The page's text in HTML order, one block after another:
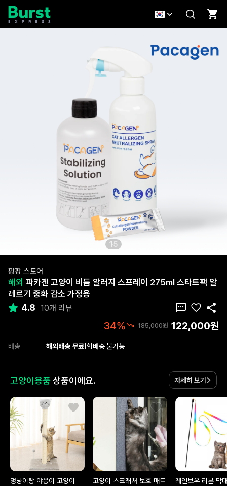
1 5
팡팡 스토어
해외 파카겐 고양이 비듬 알러지 스프레이 275ml 스타트팩 알
레르기 중화 감소 가정용
4.8 10개 리뷰
34% 185,000원 122,000원
배송 해외배송 무료 합배송 불가능
고양이용품상품이에요. 자세히 보기
멍냥이랑 야옹이 고양이
고양이 스크래처 보호 매트
레인보우 리본 막